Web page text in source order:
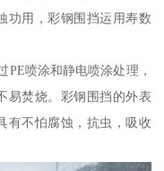
功用，彩钢围挡运用寿数
PE喷涂和静电喷涂处理，
易焚烧。彩钢围挡的外表
有不怕腐蚀，抗虫，吸收